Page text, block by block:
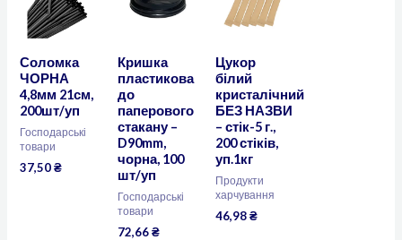
Соломка
ЧОРНА
4,8мм 21см,
200шт/уп
Господарські
товари
37,50₴
Кришка
пластикова
до
паперового
стакану –
D90mm,
чорна, 100
шт/уп
Господарські
товари
72,66₴
Цукор
білий
кристалічний
БЕЗ НАЗВИ
– стік-5 г.,
200 стіків,
уп.1кг
Продукти
харчування
46,98₴